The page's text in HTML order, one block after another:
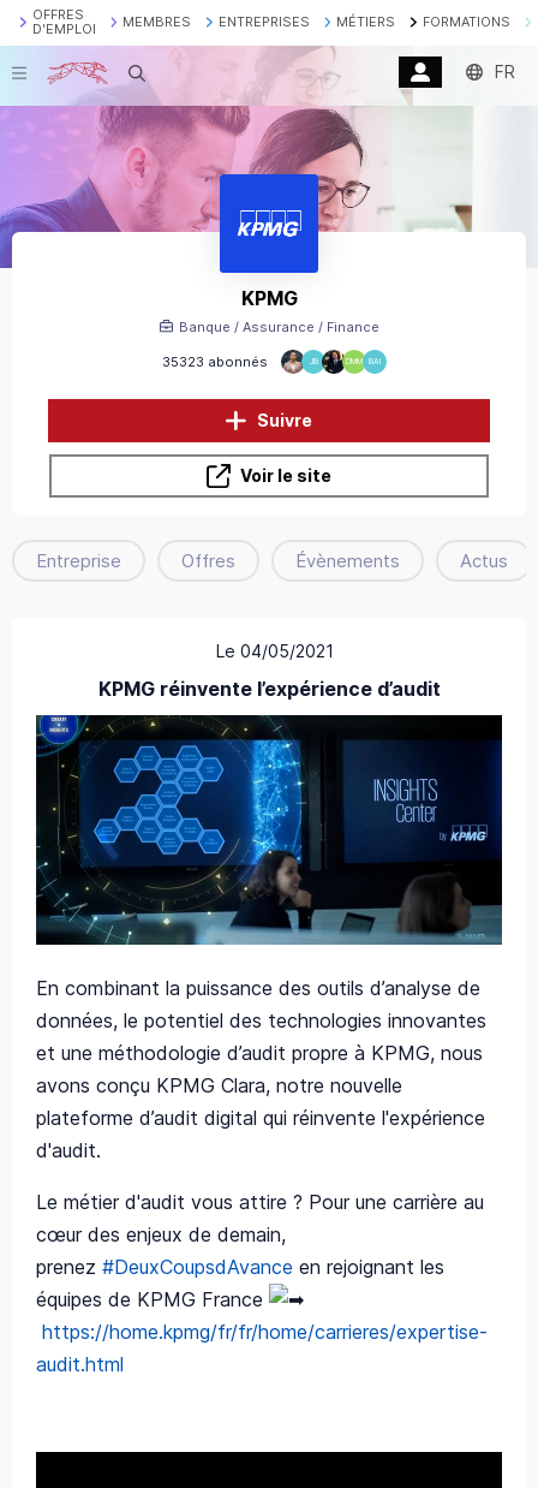
OFFRES
D'EMPLOI
MEMBRES ENTREPRISES MÉTIERS FORMATIONS
Recherche FR
KPMG
35323 abonnés JB DMM BAI
Banque / Assurance / Finance
Suivre
Voir le site
Entreprise Offres Évènements Actus
Le 04/05/2021
KPMG réinvente l’expérience d’audit
En combinant la puissance des outils d’analyse de
données, le potentiel des technologies innovantes
et une méthodologie d’audit propre à KPMG, nous
avons conçu KPMG Clara, notre nouvelle
plateforme d’audit digital qui réinvente l'expérience
d'audit.
Le métier d'audit vous attire ? Pour une carrière au
cœur des enjeux de demain,
prenez #DeuxCoupsdAvance en rejoignant les
équipes de KPMG France
https://home.kpmg/fr/fr/home/carrieres/expertise-
audit.html